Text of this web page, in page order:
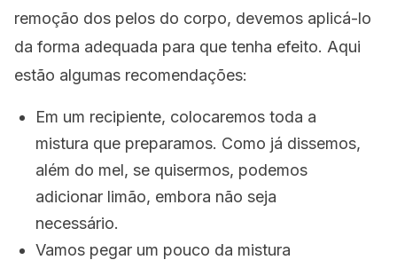
remoção dos pelos do corpo, devemos aplicá-lo
da forma adequada para que tenha efeito. Aqui
estão algumas recomendações:
Em um recipiente, colocaremos toda a
mistura que preparamos. Como já dissemos,
além do mel, se quisermos, podemos
adicionar limão, embora não seja
necessário.
Vamos pegar um pouco da mistura